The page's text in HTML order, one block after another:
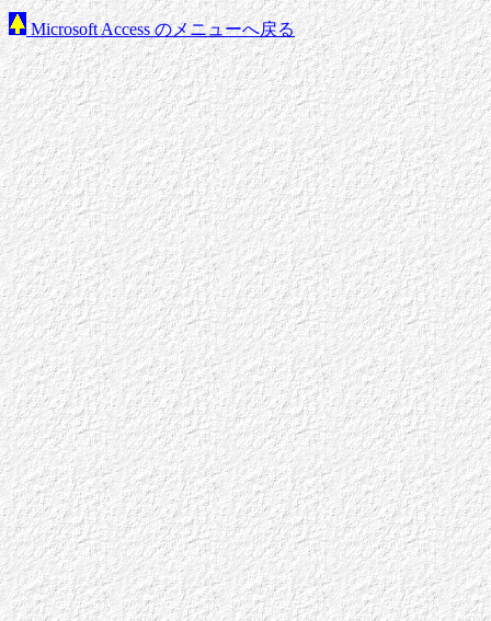
Microsoft Access のメニューへ戻る